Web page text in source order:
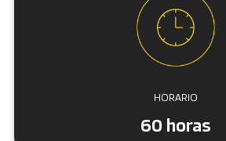
HORARIO
60 horas